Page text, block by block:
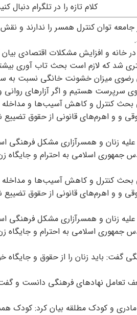
کلام تازه را در تلگرام دنبال
جامعه توان کنترل همسر را ندارند
در خانه و افزایش مشکلات اقتصادی
شد که لازم است بحث تاب آوری
رضوی میزان خشونت خانگی نسبت به
هستیم و اگر آزارهای روانی و
بحث کنترل و کاهش آسیب‌ها و
و و اهرم‌های قانونی از حقوق تضییع
زنان و همسرآزاری مشکل
جمهوری اسلامی به احترام و جایگاه
بحث کنترل و کاهش آسیب‌ها و
و و اهرم‌های قانونی از حقوق تضییع
زنان و همسرآزاری مشکل
جمهوری اسلامی به احترام و جایگاه
گفت: باید زنان را از حقوق و جایگاه
نهادهای فرهنگی دانست و
و کودک مطلقه بیان کرد: کودک